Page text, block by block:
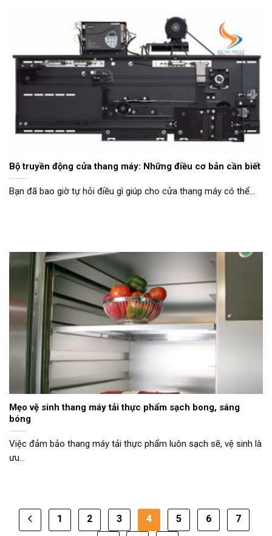
Bộ truyền động cửa thang máy: Những điều cơ bản cần biết
Bạn đã bao giờ tự hỏi điều gì giúp cho cửa thang máy có thể...
Mẹo vệ sinh thang máy tải thực phẩm sạch bong, sáng
bóng
Việc đảm bảo thang máy tải thực phẩm luôn sạch sẽ, vệ sinh là
ưu...
1 2 3 4 5 6
7